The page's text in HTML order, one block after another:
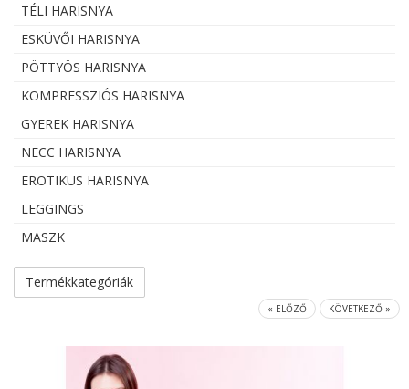
TÉLI HARISNYA
ESKÜVŐI HARISNYA
PÖTTYÖS HARISNYA
KOMPRESSZIÓS HARISNYA
GYEREK HARISNYA
NECC HARISNYA
EROTIKUS HARISNYA
LEGGINGS
MASZK
Termékkategóriák
« ELŐZŐ KÖVETKEZŐ »